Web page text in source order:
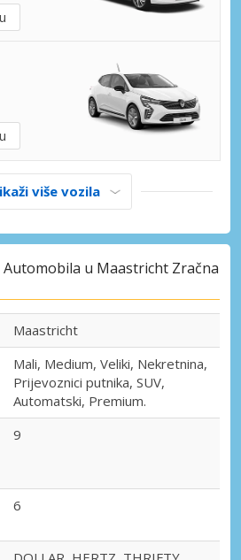
više vozila
u Maastricht Zračna
Maastricht
Mali, Medium, Veliki, Nekretnina,
Prijevoznici putnika, SUV,
Automatski, Premium.
9
6